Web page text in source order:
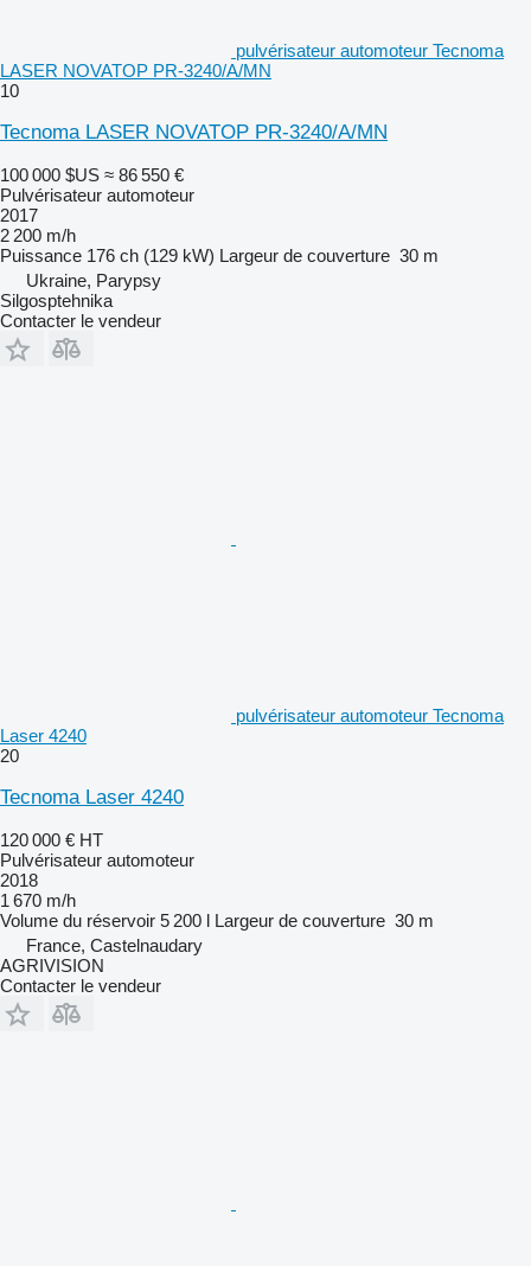
pulvérisateur automoteur Tecnoma
LASER NOVATOP PR-3240/A/MN
10
Tecnoma LASER NOVATOP PR-3240/A/MN
100 000 $US ≈ 86 550 €
Pulvérisateur automoteur
2017
2 200 m/h
Puissance 176 ch (129 kW) Largeur de couverture 30 m
Ukraine, Parypsy
Silgosptehnika
Contacter le vendeur
pulvérisateur automoteur Tecnoma
Laser 4240
20
Tecnoma Laser 4240
120 000 € HT
Pulvérisateur automoteur
2018
1 670 m/h
Volume du réservoir 5 200 l Largeur de couverture 30 m
France, Castelnaudary
AGRIVISION
Contacter le vendeur